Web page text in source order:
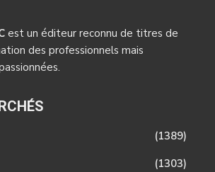
est un éditeur reconnu de titres de
des professionnels mais
(1389)
(1303)